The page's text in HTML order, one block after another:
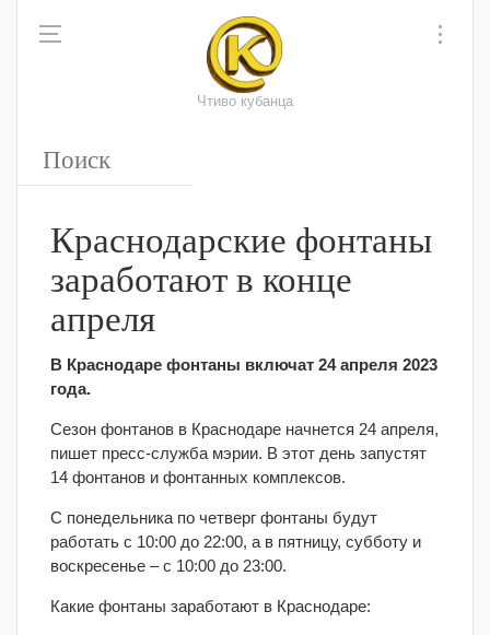
Чтиво кубанца
Краснодарские фонтаны
заработают в конце
апреля
В Краснодаре фонтаны включат 24 апреля 2023
года.
Сезон фонтанов в Краснодаре начнется 24 апреля,
пишет пресс-служба мэрии. В этот день запустят
14 фонтанов и фонтанных комплексов.
С понедельника по четверг фонтаны будут
работать с 10:00 до 22:00, а в пятницу, субботу и
воскресенье – с 10:00 до 23:00.
Какие фонтаны заработают в Краснодаре: